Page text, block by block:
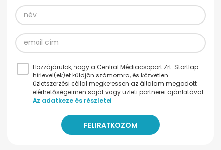
Hozzájárulok, hogy a Central Médiacsoport Zrt. Startlap
hírlevel(ek)et küldjön számomra, és közvetlen
üzletszerzési céllal megkeressen az általam megadott
elérhetőségeimen saját vagy üzleti partnerei ajánlatával.
Az adatkezelés részletei